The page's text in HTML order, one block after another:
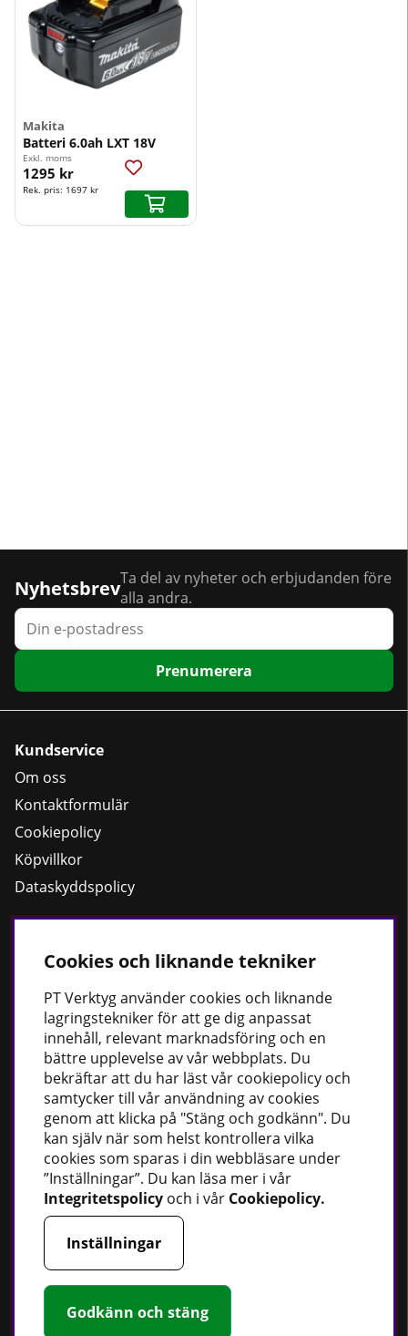
Makita
Batteri 6.0ah LXT 18V
Exkl. moms
1295 kr
Rek. pris: 1697 kr
NyhetsbrevTa del av nyheter och erbjudanden före
alla andra.
Prenumerera
Kundservice
Om oss
Kontaktformulär
Cookiepolicy
Köpvillkor
Dataskyddspolicy
Bästsäljare
Fordonsbelysning
Uppvärmning
Fettsprutor
Strömförsörjning
Handskar
Rotationslasrar
Håll dig uppdaterad
Nyheter
Guider
Cookies och liknande tekniker
PTVerktyg använder cookies och liknande
lagringstekniker för att ge dig anpassat
innehåll, relevant marknadsföring och en
bättre upplevelse av vår webbplats. Du
bekräftar att du har läst vår cookiepolicy och
samtycker till vår användning av cookies
genom att klicka på "Stäng och godkänn". Du
kan själv när som helst kontrollera vilka
cookies som sparas i din webbläsare under
”Inställningar”. Du kan läsa mer i vår
Integritetspolicy och i vår Cookiepolicy.
Inställningar
Godkänn och stäng